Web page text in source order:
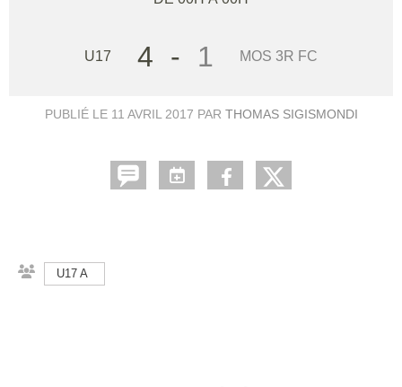
U17 4 - 1 MOS 3R FC
PUBLIÉ LE 11 AVRIL 2017 PAR THOMAS SIGISMONDI
U17 A